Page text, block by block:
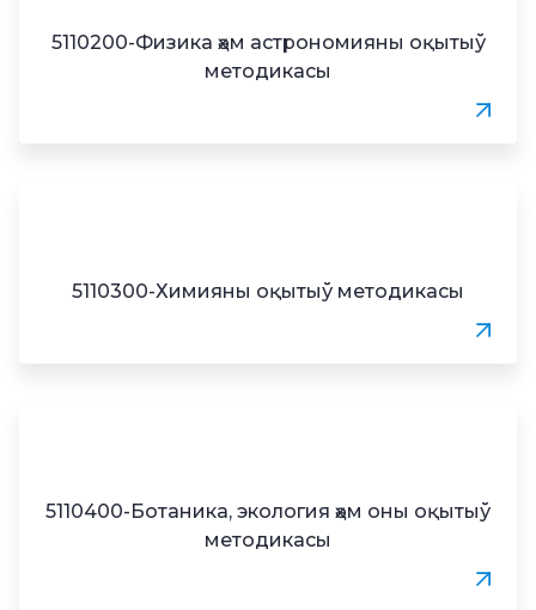
5110200-Физика ҳәм астрономияны оқытыў
методикасы
5110300-Химияны оқытыў методикасы
5110400-Ботаника, экология ҳәм оны оқытыў
методикасы